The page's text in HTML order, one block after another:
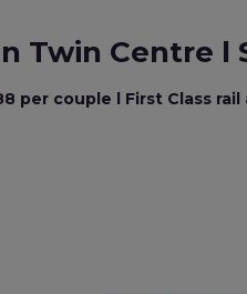
Twin Centre l
per couple l First Class